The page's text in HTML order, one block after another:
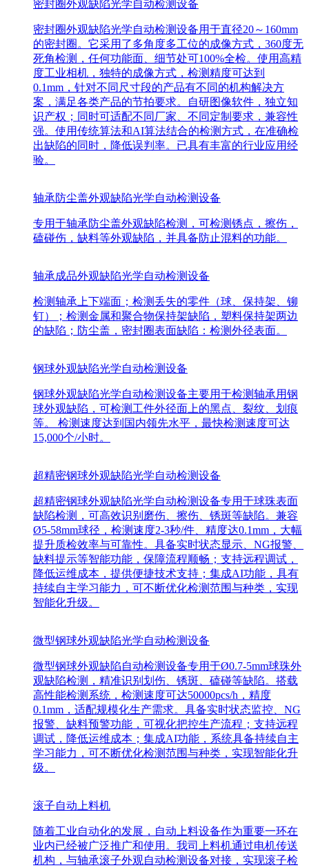
密封圈外观缺陷光学自动检测设备
密封圈外观缺陷光学自动检测设备用于直径20～160mm
的密封圈。它采用了多角度多工位的成像方式，360度无
死角检测，任何功能面、细节处可100%全检。使用高精
度工业相机，独特的成像方式，检测精度可达到
0.1mm，针对不同尺寸段的产品有不同的机构解决方
案，满足各类产品的节拍要求。自研图像软件，独立知
识产权；同时可适配不同厂家、不同定制要求，兼容性
强。使用传统算法和AI算法结合的检测方式，在准确检
出缺陷的同时，降低误判率。已具有丰富的行业应用经
验。
轴承防尘盖外观缺陷光学自动检测设备
专用于轴承防尘盖外观缺陷检测，可检测锈点，擦伤，
磕碰伤，缺料等外观缺陷，并具备防止混料的功能。
轴承成品外观缺陷光学自动检测设备
检测轴承上下端面；检测丢失的零件（球、保持架、铆
钉）；检测金属和聚合物保持架缺陷，塑料保持架两边
的缺陷；防尘盖，密封圈表面缺陷：检测外径表面。
钢球外观缺陷光学自动检测设备
钢球外观缺陷光学自动检测设备主要用于检测轴承用钢
球外观缺陷，可检测工件外径面上的黑点、裂纹、划痕
等。 检测速度达到国内领先水平，最快检测速度可达
15,000个/小时。
超精密钢球外观缺陷光学自动检测设备
超精密钢球外观缺陷光学自动检测设备专用于球珠表面
缺陷检测，可高效识别磨伤、擦伤、锈斑等缺陷。兼容
Ø5-58mm球径，检测速度2-3秒/件、精度达0.1mm，大幅
提升质检效率与可靠性。具备实时状态显示、NG报警、
缺料提示等智能功能，保障流程顺畅；支持远程调试，
降低运维成本，提供便捷技术支持；集成AI功能，具有
持续自主学习能力，可不断优化检测范围与种类，实现
智能化升级。
微型钢球外观缺陷光学自动检测设备
微型钢球外观缺陷自动检测设备专用于Ø0.7-5mm球珠外
观缺陷检测，精准识别划伤、锈斑、磕碰等缺陷。搭载
高性能检测系统，检测速度可达50000pcs/h，精度
0.1mm，适配规模化生产需求。具备实时状态监控、NG
报警、缺料预警功能，可视化把控生产流程；支持远程
调试，降低运维成本；集成AI功能，系统具备持续自主
学习能力，可不断优化检测范围与种类，实现智能化升
级。
滚子自动上料机
随着工业自动化的发展，自动上料设备作为重要一环在
业内已经被广泛推广和使用。我司上料机通过电机传送
机构，与轴承滚子外观自动检测设备对接，实现滚子检